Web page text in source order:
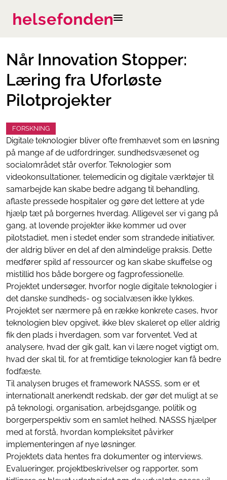
Når Innovation Stopper:
Læring fra Uforløste
Pilotprojekter
FORSKNING
Digitale teknologier bliver ofte fremhævet som en løsning
på mange af de udfordringer, sundhedsvæsenet og
socialområdet står overfor. Teknologier som
videokonsultationer, telemedicin og digitale værktøjer til
samarbejde kan skabe bedre adgang til behandling,
aflaste pressede hospitaler og gøre det lettere at yde
hjælp tæt på borgernes hverdag. Alligevel ser vi gang på
gang, at lovende projekter ikke kommer ud over
pilotstadiet, men i stedet ender som strandede initiativer,
der aldrig bliver en del af den almindelige praksis. Dette
medfører spild af ressourcer og kan skabe skuffelse og
mistillid hos både borgere og fagprofessionelle.
Projektet undersøger, hvorfor nogle digitale teknologier i
det danske sundheds- og socialvæsen ikke lykkes.
Projektet ser nærmere på en række konkrete cases, hvor
teknologien blev opgivet, ikke blev skaleret op eller aldrig
fik den plads i hverdagen, som var forventet. Ved at
analysere, hvad der gik galt, kan vi lære noget vigtigt om,
hvad der skal til, for at fremtidige teknologier kan få bedre
fodfæste.
Til analysen bruges et framework NASSS, som er et
internationalt anerkendt redskab, der gør det muligt at se
på teknologi, organisation, arbejdsgange, politik og
borgerperspektiv som en samlet helhed. NASSS hjælper
med at forstå, hvordan kompleksitet påvirker
implementeringen af nye løsninger.
Projektets data hentes fra dokumenter og interviews.
Evalueringer, projektbeskrivelser og rapporter, som